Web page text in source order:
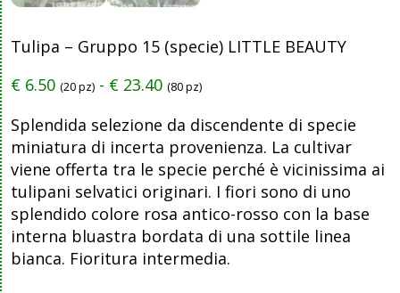
Tulipa – Gruppo 15 (specie) LITTLE BEAUTY
€ 6.50 (20 pz) - € 23.40 (80 pz)
Splendida selezione da discendente di specie
miniatura di incerta provenienza. La cultivar
viene offerta tra le specie perché è vicinissima ai
tulipani selvatici originari. I fiori sono di uno
splendido colore rosa antico-rosso con la base
interna bluastra bordata di una sottile linea
bianca. Fioritura intermedia.